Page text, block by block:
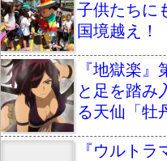
子供たちに
国境越え！
『地獄楽
と足を踏み
る天仙「牡
『ウルト